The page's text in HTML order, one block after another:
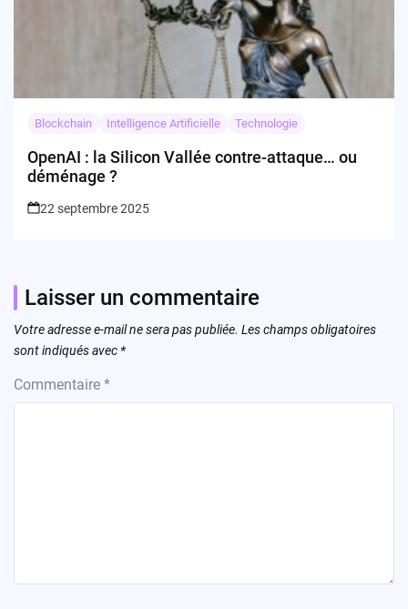
Blockchain Intelligence Artificielle Technologie
OpenAI : la Silicon Vallée contre-attaque… ou
déménage ?
22 septembre 2025
Laisser un commentaire
Votre adresse e-mail ne sera pas publiée. Les champs obligatoires
sont indiqués avec *
Commentaire *